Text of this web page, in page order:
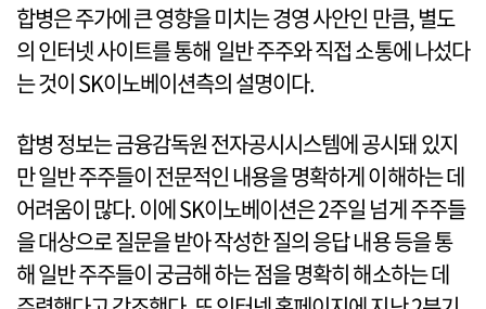
합병은 주가에 큰 영향을 미치는 경영 사안인 만큼, 별도
의 인터넷 사이트를 통해 일반 주주와 직접 소통에 나섰다
는 것이 SK이노베이션측의 설명이다.
합병 정보는 금융감독원 전자공시시스템에 공시돼 있지
만 일반 주주들이 전문적인 내용을 명확하게 이해하는 데
어려움이 많다. 이에 SK이노베이션은 2주일 넘게 주주들
을 대상으로 질문을 받아 작성한 질의 응답 내용 등을 통
해 일반 주주들이 궁금해 하는 점을 명확히 해소하는 데